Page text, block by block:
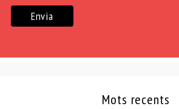
Mots recents